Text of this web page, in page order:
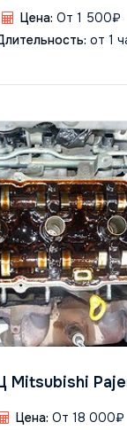
Цена: От 1 500₽
от 1
Mitsubishi
Цена: От 18 000₽